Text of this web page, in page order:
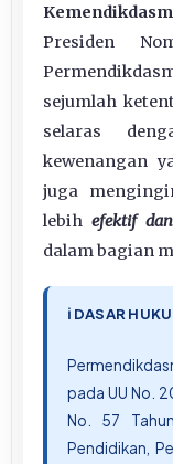
Presiden
sejumlah
selaras
kewenangan
juga
lebih efektif
dalam bagian
ℹ️ DASAR
pada UU No.
No. 57
Pendidikan,